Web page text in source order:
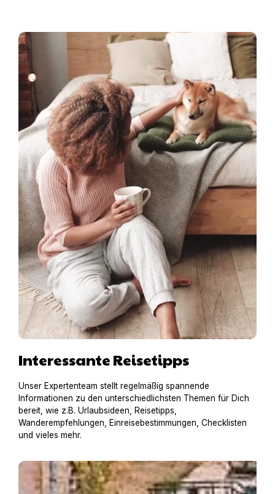
Interessante Reisetipps
Unser Expertenteam stellt regelmäßig spannende
Informationen zu den unterschiedlichsten Themen für Dich
bereit, wie z.B. Urlaubsideen, Reisetipps,
Wanderempfehlungen, Einreisebestimmungen, Checklisten
und vieles mehr.
Hausboot mit Hund